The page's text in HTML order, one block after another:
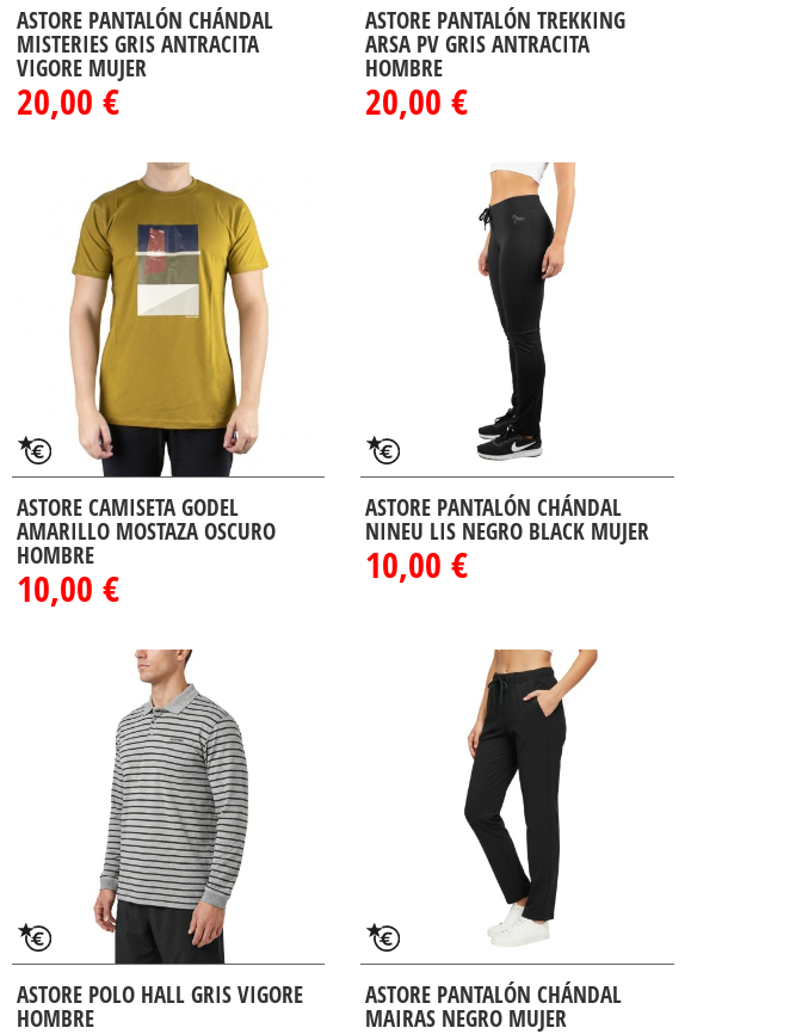
ASTORE PANTALÓN CHÁNDAL
MISTERIES GRIS ANTRACITA
VIGORE MUJER
20,00 €
ASTORE PANTALÓN TREKKING
ARSA PV GRIS ANTRACITA
HOMBRE
20,00 €
ASTORE CAMISETA GODEL
AMARILLO MOSTAZA OSCURO
HOMBRE
10,00 €
ASTORE PANTALÓN CHÁNDAL
NINEU LIS NEGRO BLACK MUJER
10,00 €
ASTORE POLO HALL GRIS VIGORE
HOMBRE
ASTORE PANTALÓN CHÁNDAL
MAIRAS NEGRO MUJER